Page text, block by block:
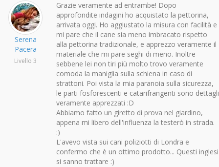
Serena
Pacera
Livello 3
Grazie veramente ad entrambe! Dopo
approfondite indagini ho acquistato la pettorina,
arrivata oggi. Ho aggiustato la misura con facilità e
mi pare che il cane sia meno imbracato rispetto
alla pettorina tradizionale, e apprezzo veramente il
materiale che mi pare seghi di meno. Inoltre
sebbene lei non tiri più molto trovo veramente
comoda la maniglia sulla schiena in caso di
strattoni. Poi vista la mia paranoia sulla sicurezza,
le parti fosforescenti e catarifrangenti sono dettagli
veramente apprezzati :D
Abbiamo fatto un giretto di prova nel giardino,
appena mi libero dell'influenza la testerò in strada.
:)
L'avevo vista sui cani poliziotti di Londra e
confermo che è un ottimo prodotto... Questi inglesi
si sanno trattare :)